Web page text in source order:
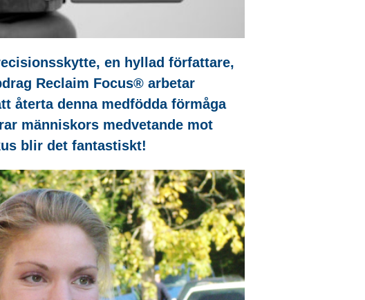
en hyllad författare,
Reclaim Focus® arbetar
återta denna medfödda förmåga
människors medvetande mot
blir det fantastiskt!